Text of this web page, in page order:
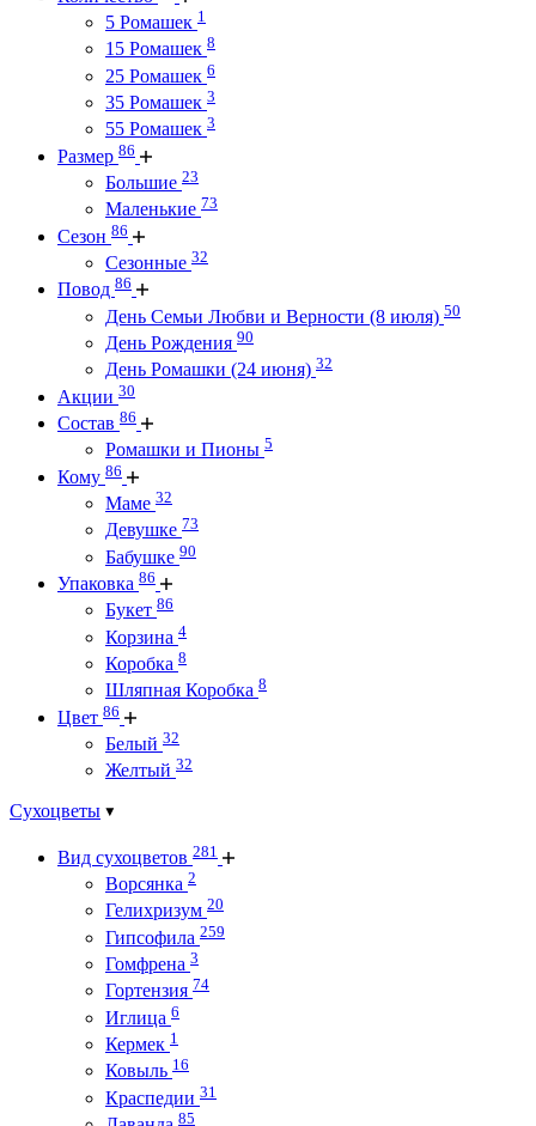
5 Ромашек 1
15 Ромашек 8
25 Ромашек 6
35 Ромашек 3
55 Ромашек 3
Размер 86
Большие 23
Маленькие 73
Сезон 86
Сезонные 32
Повод 86
День Семьи Любви и Верности (8 июля) 50
День Рождения 90
День Ромашки (24 июня) 32
Акции 30
Состав 86
Ромашки и Пионы 5
Кому 86
Маме 32
Девушке 73
Бабушке 90
Упаковка 86
Букет 86
Корзина 4
Коробка 8
Шляпная Коробка 8
Цвет 86
Белый 32
Желтый 32
Сухоцветы
Вид сухоцветов 281
Ворсянка 2
Гелихризум 20
Гипсофила 259
Гомфрена 3
Гортензия 74
Иглица 6
Кермек 1
Ковыль 16
Краспедии 31
85